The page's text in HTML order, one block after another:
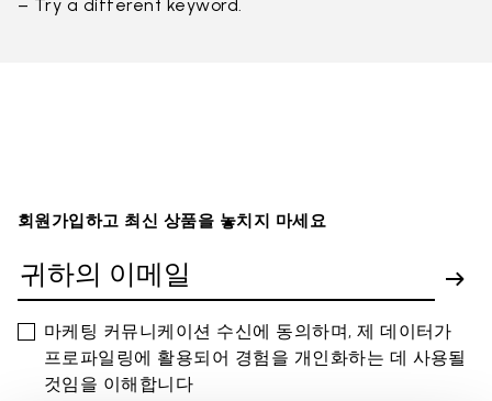
– Try a different keyword.
회원가입하고 최신 상품을 놓치지 마세요
마케팅 커뮤니케이션 수신에 동의하며, 제 데이터가
프로파일링에 활용되어 경험을 개인화하는 데 사용될
것임을 이해합니다